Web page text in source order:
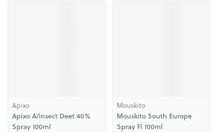
Apixo
Apixo A/insect Deet 40%
Spray 100ml
Mouskito
Mouskito South Europe
Spray Fl 100ml